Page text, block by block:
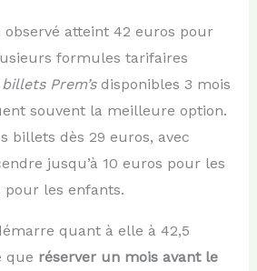
atteint 42 euros pour
formules tarifaires
billets Prem’sdisponibles 3 mois
souvent la meilleure option.
billets dès 29 euros, avec
jusqu’à 10 euros pour les
les enfants.
quant à elle à 42,5
que réserver un mois avant le